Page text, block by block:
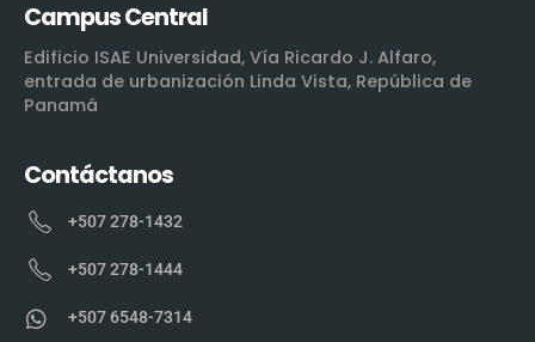
Campus Central
Edificio ISAE Universidad, Vía Ricardo J. Alfaro,
entrada de urbanización Linda Vista, República de
Panamá
Contáctanos
+507 278-1432
+507 278-1444
+507 6548-7314